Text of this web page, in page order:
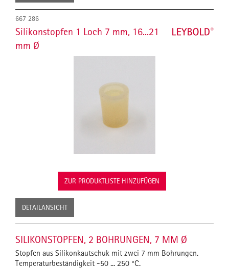
667 286
Silikonstopfen 1 Loch 7 mm, 16...21
mm Ø
ZUR PRODUKTLISTE HINZUFÜGEN
DETAILANSICHT
SILIKONSTOPFEN, 2 BOHRUNGEN, 7 MM Ø
Stopfen aus Silikonkautschuk mit zwei 7 mm Bohrungen.
Temperaturbeständigkeit -50 ... 250 °C.